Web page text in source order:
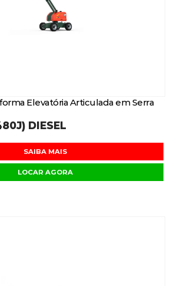
Elevatória Articulada em Serra
DIESEL
SAIBA MAIS
LOCAR AGORA